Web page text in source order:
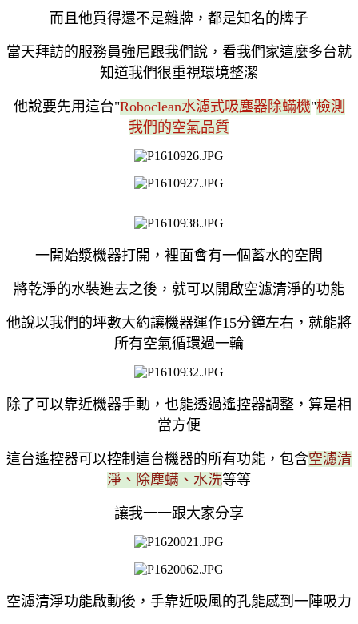
而且他買得還不是雜牌，都是知名的牌子
當天拜訪的服務員強尼跟我們說，看我們家這麼多台就
知道我們很重視環境整潔
他說要先用這台"Roboclean水濾式吸塵器除蟎機"檢測
我們的空氣品質
一開始漿機器打開，裡面會有一個蓄水的空間
將乾淨的水裝進去之後，就可以開啟空濾清淨的功能
他說以我們的坪數大約讓機器運作15分鐘左右，就能將
所有空氣循環過一輪
除了可以靠近機器手動，也能透過遙控器調整，算是相
當方便
這台遙控器可以控制這台機器的所有功能，包含空濾清
淨、除塵螨、水洗等等
讓我一一跟大家分享
空濾清淨功能啟動後，手靠近吸風的孔能感到一陣吸力